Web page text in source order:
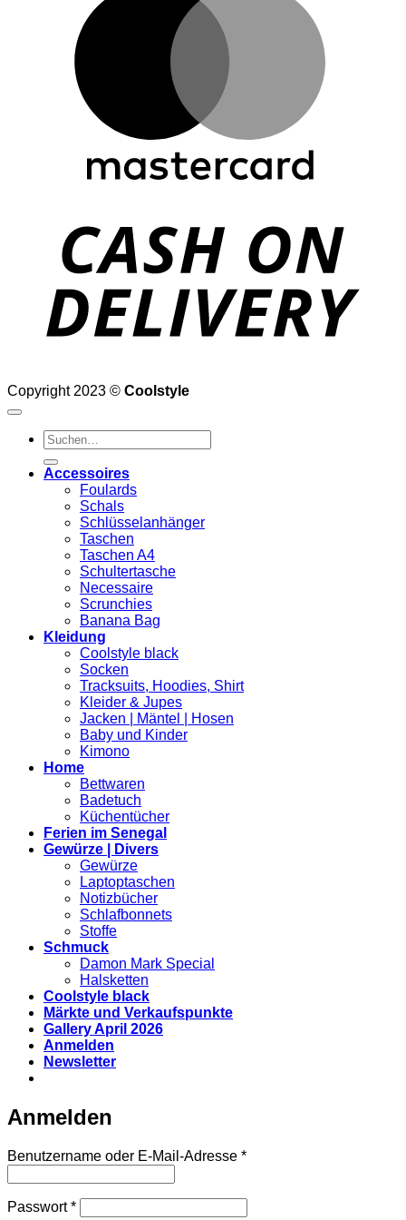
Copyright 2023 © Coolstyle
Suchen
nach:
Accessoires
Foulards
Schals
Schlüsselanhänger
Taschen
Taschen A4
Schultertasche
Necessaire
Scrunchies
Banana Bag
Kleidung
Coolstyle black
Socken
Tracksuits, Hoodies, Shirt
Kleider & Jupes
Jacken | Mäntel | Hosen
Baby und Kinder
Kimono
Home
Bettwaren
Badetuch
Küchentücher
Ferien im Senegal
Gewürze | Divers
Gewürze
Laptoptaschen
Notizbücher
Schlafbonnets
Stoffe
Schmuck
Damon Mark Special
Halsketten
Coolstyle black
Märkte und Verkaufspunkte
Gallery April 2026
Anmelden
Newsletter
Anmelden
Benutzername oder E-Mail-Adresse *Erforderlich
Passwort*Erforderlich